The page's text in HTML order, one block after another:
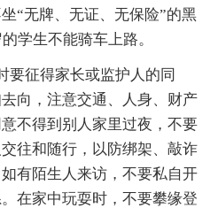
“无牌、无证、无保险”的黑
学生不能骑车上路。
要征得家长或监护人的同
向，注意交通、人身、财产
不得到别人家里过夜，不要
往和随行，以防绑架、敲诈
有陌生人来访，不要私自开
在家中玩耍时，不要攀缘登